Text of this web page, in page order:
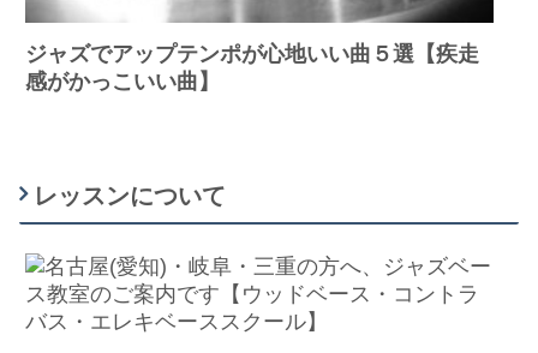
ジャズでアップテンポが心地いい曲５選【疾走
感がかっこいい曲】
レッスンについて